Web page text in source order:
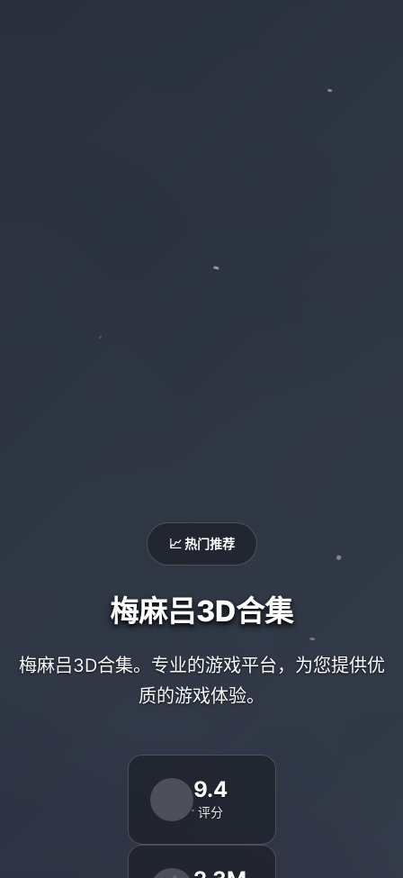
📈 热门推荐
梅麻吕3D合集
梅麻吕3D合集。专业的游戏平台，为您提供优
质的游戏体验。
9.4
评分